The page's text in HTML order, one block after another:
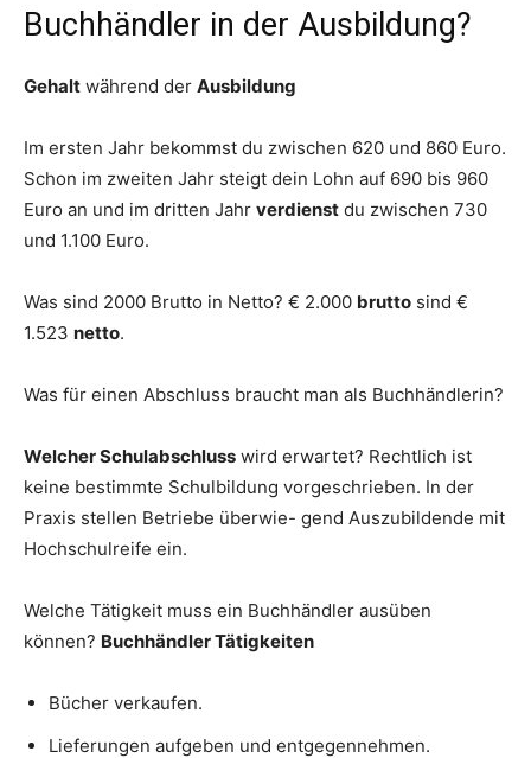
Buchhändler in der Ausbildung?
Gehalt während der Ausbildung
Im ersten Jahr bekommst du zwischen 620 und 860 Euro.
Schon im zweiten Jahr steigt dein Lohn auf 690 bis 960
Euro an und im dritten Jahr verdienst du zwischen 730
und 1.100 Euro.
Was sind 2000 Brutto in Netto? € 2.000 brutto sind €
1.523 netto.
Was für einen Abschluss braucht man als Buchhändlerin?
Welcher Schulabschluss wird erwartet? Rechtlich ist
keine bestimmte Schulbildung vorgeschrieben. In der
Praxis stellen Betriebe überwie- gend Auszubildende mit
Hochschulreife ein.
Welche Tätigkeit muss ein Buchhändler ausüben
können? Buchhändler Tätigkeiten
Bücher verkaufen.
Lieferungen aufgeben und entgegennehmen.